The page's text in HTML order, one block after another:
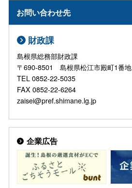
お問い合わせ先
財政課
島根県総務部財政課
〒690-8501 島根県松江市殿町1番地
TEL 0852-22-5035
FAX 0852-22-6264
zaisei@pref.shimane.lg.jp
企業広告